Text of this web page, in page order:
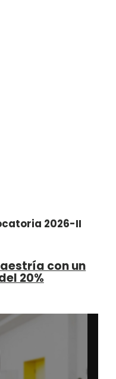
2026-II
con un
20%